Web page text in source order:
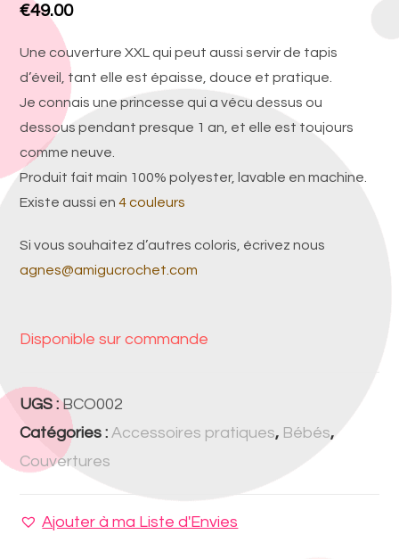
€49.00
Une couverture XXL qui peut aussi servir de tapis
d’éveil, tant elle est épaisse, douce et pratique.
Je connais une princesse qui a vécu dessus ou
dessous pendant presque 1 an, et elle est toujours
comme neuve.
Produit fait main 100% polyester, lavable en machine.
Existe aussi en4 couleurs
Si vous souhaitez d’autres coloris, écrivez nous
agnes@amigucrochet.com
Disponible sur commande
UGS :BCO002
Catégories : Accessoires pratiques, Bébés,
Couvertures
Ajouter à ma Liste d'Envies